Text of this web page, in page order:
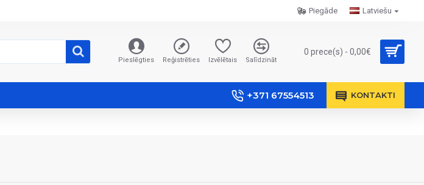
Latviešu
Piegāde
Pieslēgties Reģistrēties Izvēlētais Salīdzināt
0 prece(s) - 0,00€
+371 67554513 KONTAKTI